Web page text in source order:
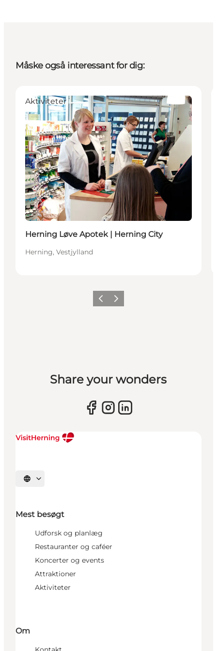
Måske også interessant for dig:
Aktiviteter
Herning Løve Apotek | Herning City
Herning, Vestjylland
Forrige billede
Næste billede
Share your wonders
Vælg sprog
Mest besøgt
Udforsk og planlæg
Restauranter og caféer
Koncerter og events
Attraktioner
Aktiviteter
Om